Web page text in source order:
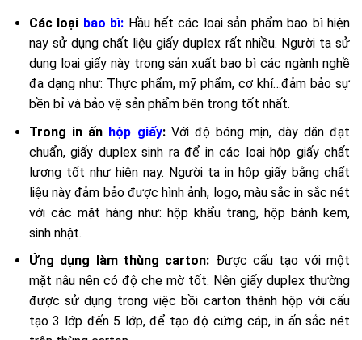
Các loại bao bì: Hầu hết các loại sản phẩm bao bì hiện
nay sử dụng chất liệu giấy duplex rất nhiều. Người ta sử
dụng loại giấy này trong sản xuất bao bì các ngành nghề
đa dạng như: Thực phẩm, mỹ phẩm, cơ khí…đảm bảo sự
bền bỉ và bảo vệ sản phẩm bên trong tốt nhất.
Trong in ấn hộp giấy:Với độ bóng mịn, dày dặn đạt
chuẩn, giấy duplex sinh ra để in các loại hộp giấy chất
lượng tốt như hiện nay. Người ta in hộp giấy bằng chất
liệu này đảm bảo được hình ảnh, logo, màu sắc in sắc nét
với các mặt hàng như: hộp khẩu trang, hộp bánh kem,
sinh nhật.
Ứng dụng làm thùng carton: Được cấu tạo với một
mặt nâu nên có độ che mờ tốt. Nên giấy duplex thường
được sử dụng trong việc bồi carton thành hộp với cấu
tạo 3 lớp đến 5 lớp, để tạo độ cứng cáp, in ấn sắc nét